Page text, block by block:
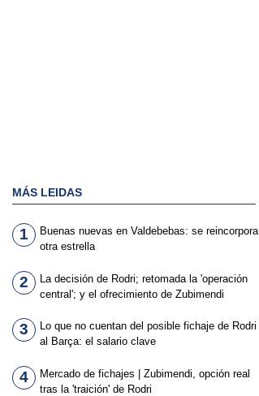
MÁS LEIDAS
1
Buenas nuevas en Valdebebas: se reincorpora
otra estrella
2
La decisión de Rodri; retomada la 'operación
central'; y el ofrecimiento de Zubimendi
3
Lo que no cuentan del posible fichaje de Rodri
al Barça: el salario clave
4
Mercado de fichajes | Zubimendi, opción real
tras la 'traición' de Rodri